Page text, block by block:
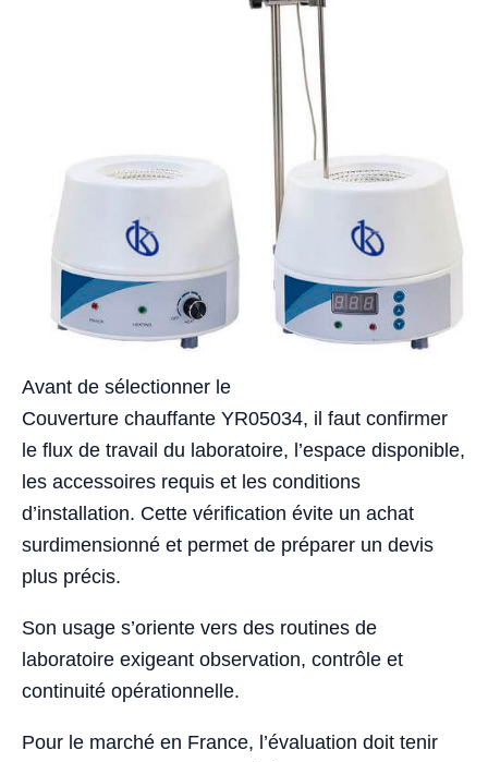
Avant de sélectionner le
Couverture chauffante YR05034, il faut confirmer
le flux de travail du laboratoire, l’espace disponible,
les accessoires requis et les conditions
d’installation. Cette vérification évite un achat
surdimensionné et permet de préparer un devis
plus précis.
Son usage s’oriente vers des routines de
laboratoire exigeant observation, contrôle et
continuité opérationnelle.
Pour le marché en France, l’évaluation doit tenir